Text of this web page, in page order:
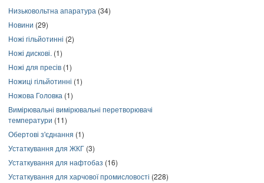
Низьковольтна апаратура (34)
Новини (29)
Ножі гільйотинні (2)
Ножі дискові. (1)
Ножі для пресів (1)
Ножиці гільйотинні (1)
Ножова Головка (1)
Вимірювальні вимірювальні перетворювачі
температури (11)
Обертові з'єднання (1)
Устаткування для ЖКГ (3)
Устаткування для нафтобаз (16)
Устаткування для харчової промисловості (228)